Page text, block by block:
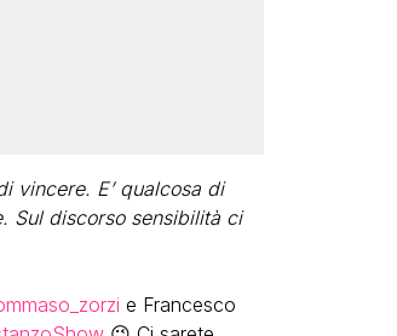
vincere. E’ qualcosa di
Sul discorso sensibilità ci
e Francesco